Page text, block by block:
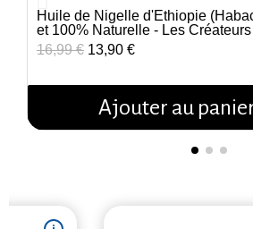
Aperçu rapide
Huile de Nigelle d'Éthiopie
et 100% Naturelle - Les
16,99 € 13,90 €
Ajouter au